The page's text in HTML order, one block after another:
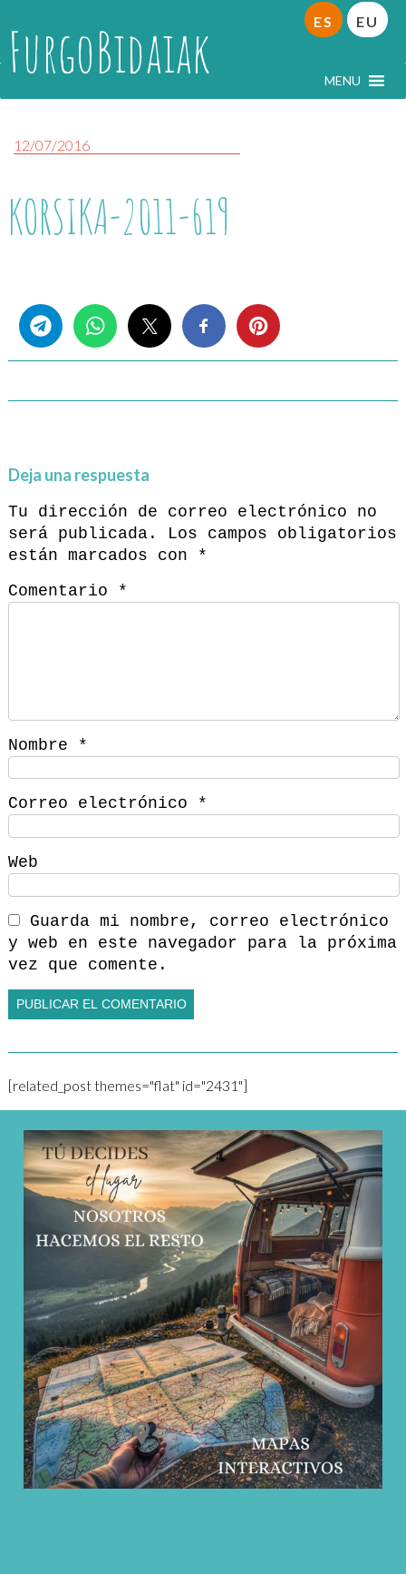
FurgoBidaiak MENU
ES EU
12/07/2016
KORSIKA-2011-619
Deja una respuesta
Tu dirección de correo electrónico no
será publicada.
Los campos obligatorios
están marcados con
*
Comentario
*
Nombre *
Correo electrónico *
Web
Guarda mi nombre, correo electrónico
y web en este navegador para la próxima
vez que comente.
[related_post themes="flat" id="2431"]